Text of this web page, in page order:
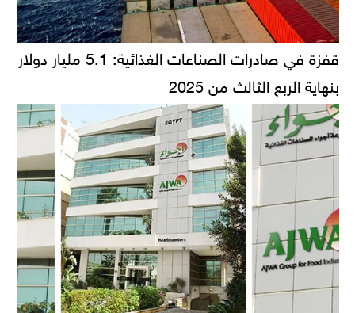
قفزة في صادرات الصناعات الغذائية: 5.1 مليار دولار
بنهاية الربع الثالث من 2025